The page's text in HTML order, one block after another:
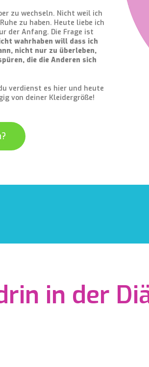
zu wechseln. Nicht weil ich
zu haben. Heute liebe ich
der Anfang. Die Frage ist
wahrhaben will dass ich
nicht nur zu überleben,
die die Anderen sich
verdienst es hier und heute
von deiner Kleidergröße!
in der